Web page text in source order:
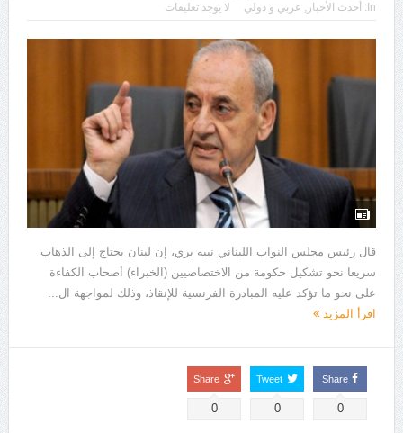
In:
أحدث الأخبار , عربي و دولي لا يوجد تعليقات
قال رئيس مجلس النواب اللبناني نبيه بري، إن لبنان يحتاج إلى الذهاب
سريعا نحو تشكيل حكومة من الاختصاصيين (الخبراء) أصحاب الكفاءة
على نحو ما تؤكد عليه المبادرة الفرنسية للإنقاذ، وذلك لمواجهة ال...
اقرأ المزيد
Share
0
Tweet
0
Share
0